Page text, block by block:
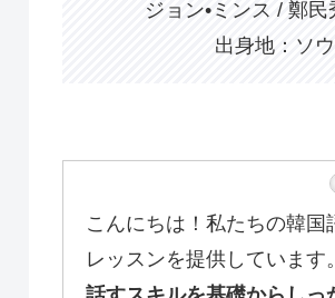
ジョン•ミンス / 鄭
出身地：ソ
こんにちは！私たちの韓
レッスンを提供しています